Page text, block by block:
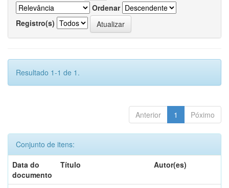
Ordenar
Registro(s)
Resultado 1-1 de 1.
Anterior 1 Póximo
Conjunto de itens:
Data do
documento
Título Autor(es)